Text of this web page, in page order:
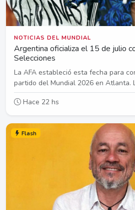
NOTICIAS DEL MUNDIAL
Argentina oficializa el 15 de julio
Selecciones
La AFA estableció esta fecha para
partido del Mundial 2026 en Atlanta.
Hace 22 hs
Flash